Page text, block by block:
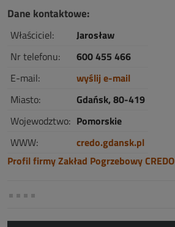
Dane kontaktowe:
Właściciel:
Jarosław
Nr telefonu:
600 455 466
E-mail:
wyślij e-mail
Miasto:
Gdańsk, 80-419
Wojewodztwo: Pomorskie
WWW:
credo.gdansk.pl
Profil firmy Zakład Pogrzebowy CREDO